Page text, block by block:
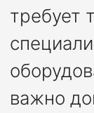
требует
важно